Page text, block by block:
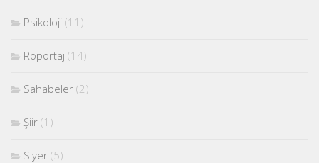
Psikoloji (11)
Röportaj (14)
Sahabeler (2)
Şiir (1)
Siyer (5)